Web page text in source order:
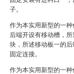
子。
作为本实用新型的一
后端开设有移动槽，
块，所述移动板一的
固定连接。
作为本实用新型的一